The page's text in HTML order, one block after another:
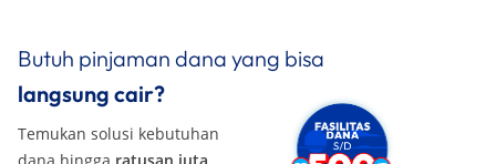
Butuh pinjaman dana yang bisa
langsung cair?
Temukan solusi kebutuhan